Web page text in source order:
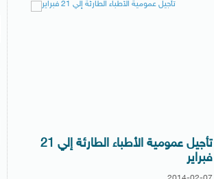
تأجيل عمومية الأطباء الطارئة إلي 21
فبراير